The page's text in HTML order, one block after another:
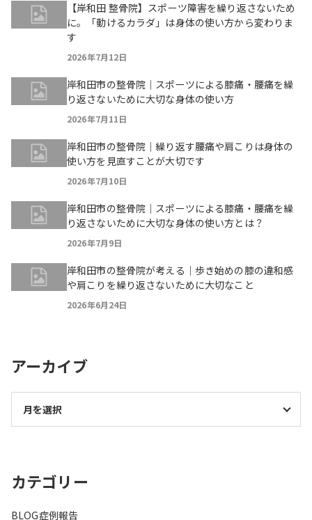
【岸和田 整骨院】スポーツ障害を繰り返さないため
に。「動けるカラダ」は身体の使い方から変わりま
す
2026年7月12日
岸和田市の整骨院｜スポーツによる膝痛・腰痛を繰
り返さないために大切な身体の使い方
2026年7月11日
岸和田市の整骨院｜繰り返す腰痛や肩こりは身体の
使い方を見直すことが大切です
2026年7月10日
岸和田市の整骨院｜スポーツによる膝痛・腰痛を繰
り返さないために大切な身体の使い方とは？
2026年7月9日
岸和田市の整骨院が考える｜歩き始めの膝の違和感
や肩こりを繰り返さないために大切なこと
2026年6月24日
アーカイブ
カテゴリー
BLOG症例報告